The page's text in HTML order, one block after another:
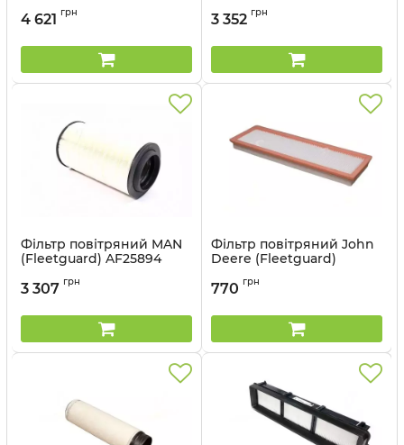
Артикул:
4 621 грн
Артикул:
3 352 грн
Фільтр повітряний MAN
(Fleetguard) AF25894
3 307 грн
Фільтр повітряний John
Deere (Fleetguard)
Артикул:
770 грн